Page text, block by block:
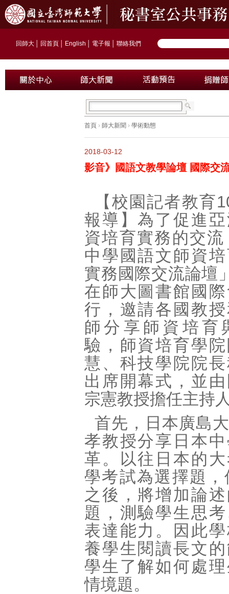
回師大 回首頁 English 電子報 聯絡我們
首頁 › 師大新聞 › 學術動態
2018-03-12
影音》國語文教學論壇 國際交
【校園記者教育
報導】為了促進
資培育實務的交流
中學國語文師資
實務國際交流論壇
在師大圖書館國
行，邀請各國教
師分享師資培育
驗，師資培育學
慧、科技學院院
出席開幕式，並
宗憲教授擔任主持
首先，日本廣島
孝教授分享日本
革。以往日本的
學考試為選擇題，
之後，將增加論
題，測驗學生思
表達能力。因此
養學生閱讀長文
學生了解如何處
情境題。